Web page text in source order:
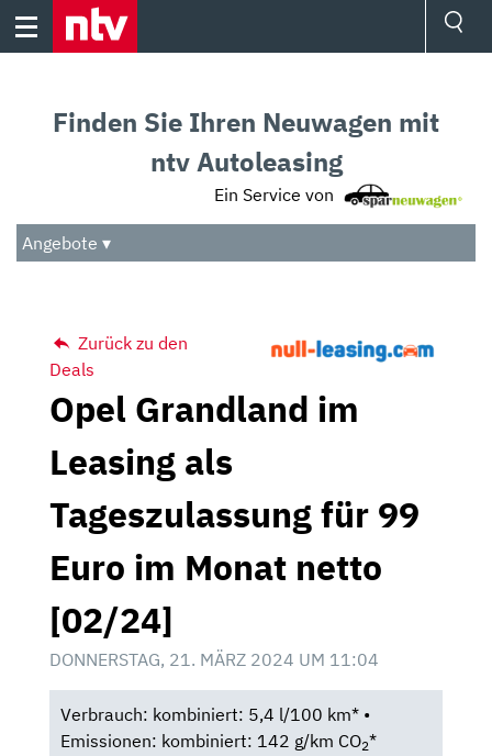
Skip
Audio
Das Beste
Finden Sie Ihren Neuwagen mit
ntv Autoleasing
Ein Service von
Angebote ▾
Zurück zu den
Deals
Opel Grandland im
Leasing als
Tageszulassung für 99
Euro im Monat netto
[02/24]
DONNERSTAG, 21. MÄRZ 2024 UM 11:04
Verbrauch: kombiniert: 5,4 l/100 km* •
Emissionen: kombiniert: 142 g/km CO2*